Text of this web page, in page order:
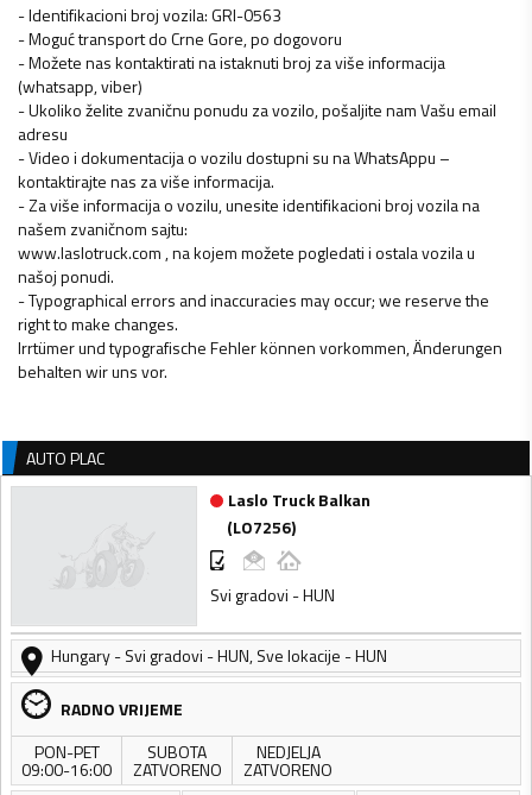
- Identifikacioni broj vozila: GRI-0563
- Moguć transport do Crne Gore, po dogovoru
- Možete nas kontaktirati na istaknuti broj za više informacija
(whatsapp, viber)
- Ukoliko želite zvaničnu ponudu za vozilo, pošaljite nam Vašu email
adresu
- Video i dokumentacija o vozilu dostupni su na WhatsAppu –
kontaktirajte nas za više informacija.
- Za više informacija o vozilu, unesite identifikacioni broj vozila na
našem zvaničnom sajtu:
www.laslotruck.com , na kojem možete pogledati i ostala vozila u
našoj ponudi.
- Typographical errors and inaccuracies may occur; we reserve the
right to make changes.
Irrtümer und typografische Fehler können vorkommen, Änderungen
behalten wir uns vor.
AUTO PLAC
Laslo Truck Balkan
(LO7256)
Svi gradovi - HUN
Hungary-Svi gradovi - HUN,Sve lokacije - HUN
RADNO VRIJEME
PON-PET
09:00-16:00
SUBOTA
ZATVORENO
NEDJELJA
ZATVORENO